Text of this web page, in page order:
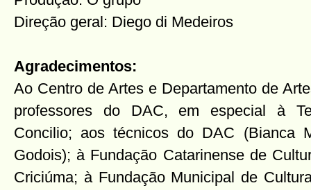
Direção geral: Diego di Medeiros
Agradecimentos:
Ao Centro de Artes e Departamento de
professores do DAC, em especial à
Concilio; aos técnicos do DAC (Bianca
Godois); à Fundação Catarinense de
Criciúma; à Fundação Municipal de